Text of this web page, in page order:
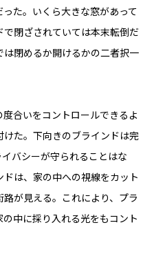
た。いくら大きな窓があって
閉ざされていては本末転倒だ
閉めるか開けるかの二者択一
合いをコントロールできるよ
た。下向きのブラインドは完
バシーが守られることはな
は、家の中への視線をカット
が見える。これにより、プラ
中に採り入れる光をもコント